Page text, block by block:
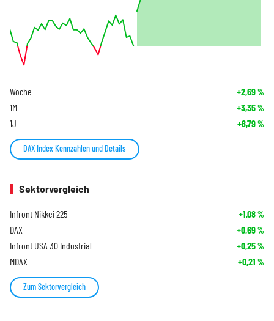
Woche +2,69%
1M +3,35%
1J +8,79%
DAX Index Kennzahlen und Details
Sektorvergleich
Infront Nikkei 225 +1,08%
DAX +0,69%
Infront USA 30 Industrial +0,25%
MDAX +0,21 %
Zum Sektorvergleich